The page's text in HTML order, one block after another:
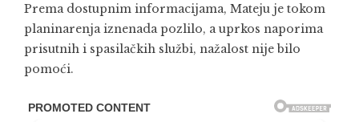
Prema dostupnim informacijama, Mateju je tokom
planinarenja iznenada pozlilo, a uprkos naporima
prisutnih i spasilačkih službi, nažalost nije bilo
pomoći.